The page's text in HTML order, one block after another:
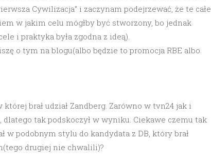
Cywilizacja” i zaczynam podejrzewać, że te całe
w jakim celu mógłby być stworzony, bo jednak
i praktyka była zgodna z ideą).
o tym na blogu(albo będzie to promocja RBE albo
brał udział Zandberg. Zarówno w tvn24 jak i
tak podskoczył w wyniku. Ciekawe czemu tak
w podobnym stylu do kandydata z DB, który brał
drugiej nie chwalili)?